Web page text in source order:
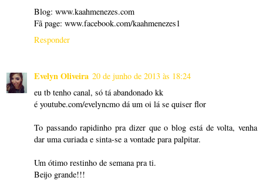
Blog: www.kaahmenezes.com
Fã page: www.facebook.com/kaahmenezes1
Responder
Evelyn Oliveira 20 de junho de 2013 às 18:24
eu tb tenho canal, só tá abandonado kk
é youtube.com/evelyncmo dá um oi lá se quiser flor
To passando rapidinho pra dizer que o blog está de volta, venha
dar uma curiada e sinta-se a vontade para palpitar.
Um ótimo restinho de semana pra ti.
Beijo grande!!!